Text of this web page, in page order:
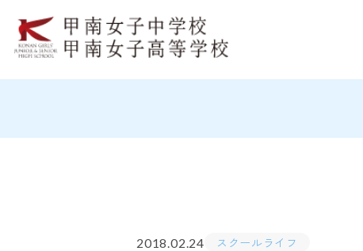
2018.02.24 スクールライフ